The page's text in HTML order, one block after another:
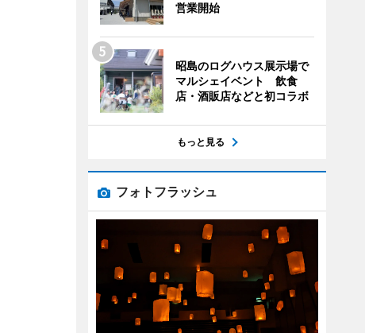
営業開始
昭島のログハウス展示場で
マルシェイベント 飲食
店・酒販店などと初コラボ
もっと見る
フォトフラッシュ